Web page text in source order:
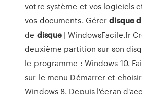
votre système et vos logiciels
vos documents. Gérerdisque
de disque | WindowsFacile.fr
deuxième partition sur son
le programme : Windows 10.
sur le menu Démarrer et
Windows 8. Depuis l'écran